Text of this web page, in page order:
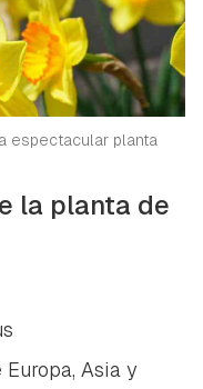
espectacular planta
la planta de
Asia y